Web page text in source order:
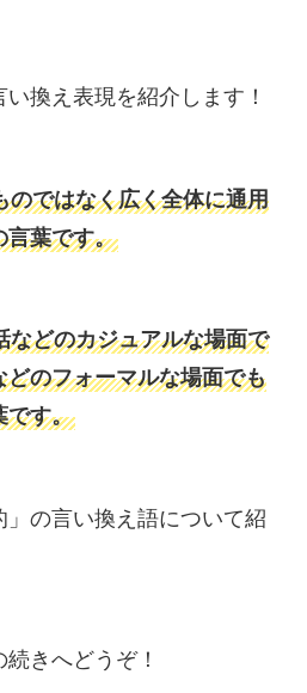
換え表現を紹介します！
のではなく広く全体に通用
言葉です。
などのカジュアルな場面で
のフォーマルな場面でも
です。
」の言い換え語について紹
きへどうぞ！